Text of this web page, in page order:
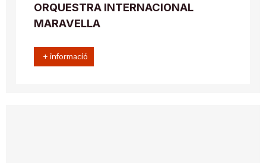
ORQUESTRA INTERNACIONAL
MARAVELLA
+ informació